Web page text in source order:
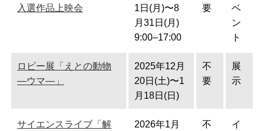
入選作品上映会
1日(月)〜8
月31日(月)
9:00–17:00
要
ベ
ン
ト
ロビー展「えとの動物
―ウマ―」
2025年12月
20日(土)〜1
月18日(日)
不
要
展
示
サイエンスライブ「解
2026年1月
不
イ